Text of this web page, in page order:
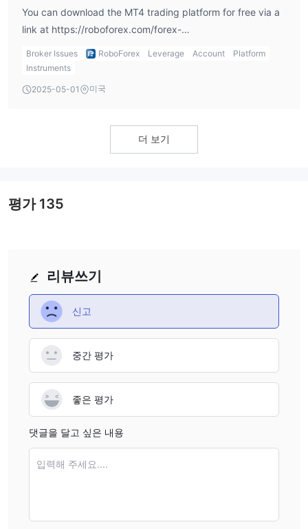
MobileTrader는 거래 계좌 접근, 실시간 시장 데이터, 그리고주
문체결을 제공하는 모바일 거래 플랫폼입니다.
수수료 기반 거래를 제공하는 독특한 거래 계좌입니다.
RoboForex는 WebTrader
출금
또한, 회사의 웹사이트에는 광범위한
출금 방법, 거래 플랫폼 등에 관한 많은 일반적인 질문에 대한 답변
을 제공합니다.
게다가, Roboforex를 소셜 미디어 플랫폼에서도 팔로우할 수 있습
Instagram
RoboForex Ltd
등록 주소: 벨리즈 시티, 벨리즈, 벨라마 1단계, 구아바 거리 2118
영업 주소: 벨리즈 시티, 뉴타운 배럭스, 배럭 로드, 벨리즈 마리나 타
RoboGate LTD
등록 주소: 지브롤터, 워터포트 워프, 워터가든스 5, 스위트 16,
You can download the MT4 trading platform for free via a
link at https://roboforex.com/forex-
trading/platforms/metatrader4-mt4/. MT4 in versions for
PC (Windows, MAC) or Android and iOS mobile operating
Broker Issues RoboForex Leverage Account
Platform
Instruments
2025-05-01 미국
더 보기
리뷰쓰기
신고
중간 평가
좋은 평가
댓글을 달고 싶은 내용
입력해 주세요....
평가135